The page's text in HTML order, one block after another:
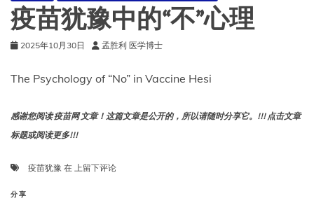
主
意
疫苗犹豫中的“不”心理
2025年10月30日 孟胜利 医学博士
The Psychology of “No” in Vaccine Hesi
感谢您阅读 疫苗网 文章！这篇文章是公开的，所以请随时分享它。!!! 点击文章
标题或阅读更多!!!
疫苗犹豫 在 疫
上留下评论
分享